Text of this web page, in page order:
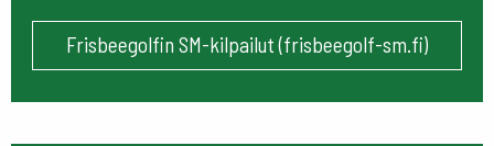
Frisbeegolfin SM-kilpailut (frisbeegolf-sm.fi)